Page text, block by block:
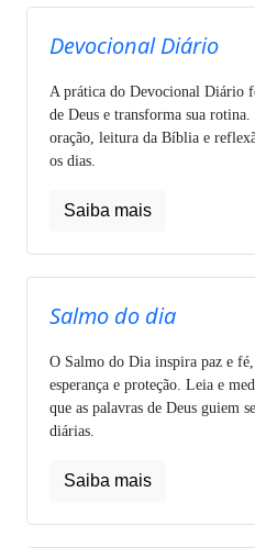
Devocional Diário
A prática do Devocional Diário
de Deus e transforma sua
oração, leitura da Bíblia e
os dias.
Saiba mais
Salmo do dia
O Salmo do Dia inspira paz e fé,
esperança e proteção. Leia e
que as palavras de Deus guiem
diárias.
Saiba mais